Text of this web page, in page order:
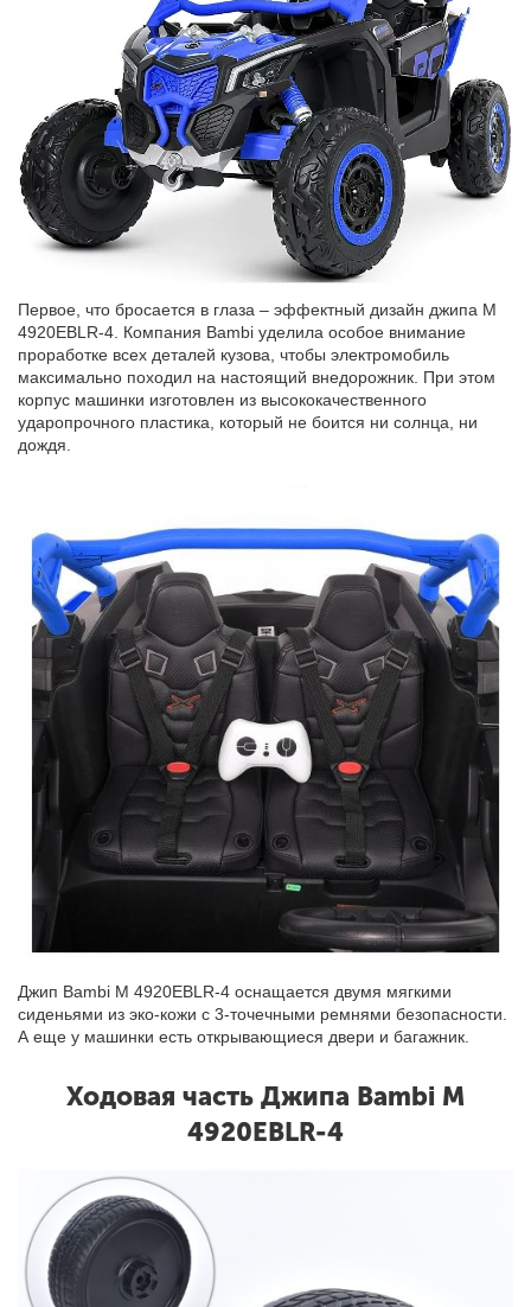
Первое, что бросается в глаза – эффектный дизайн джипа M
4920EBLR-4. Компания Bambi уделила особое внимание
проработке всех деталей кузова, чтобы электромобиль
максимально походил на настоящий внедорожник. При этом
корпус машинки изготовлен из высококачественного
ударопрочного пластика, который не боится ни солнца, ни
дождя.
Джип Bambi M 4920EBLR-4 оснащается двумя мягкими
сиденьями из эко-кожи с 3-точечными ремнями безопасности.
А еще у машинки есть открывающиеся двери и багажник.
Ходовая часть Джипа Bambi M
4920EBLR-4